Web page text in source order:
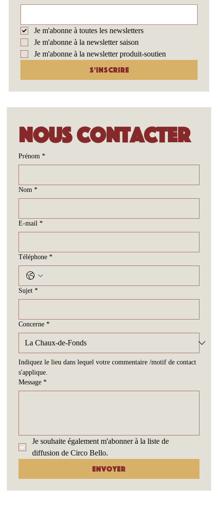
Je m'abonne à toutes les newsletters
Je m'abonne à la newsletter saison
Je m'abonne à la newsletter produit-soutien
S'inscrire
Nous contacter
Prénom *
Nom *
E-mail *
Téléphone *
Sujet *
Concerne *
Indiquez le lieu dans lequel votre commentaire /motif de contact
s'applique.
Message *
Je souhaite également m'abonner à la liste de
diffusion de Circo Bello.
Envoyer